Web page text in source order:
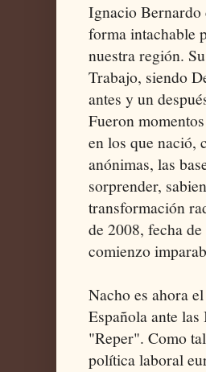
Ignacio Bernardo
forma intachable
nuestra región.
Trabajo, siendo
antes y un
Fueron
en los que nació,
anónimas, las
sorprender,
transformación
de 2008, fecha
comienzo
Nacho es ahora
Española ante
"Reper". Como
política laboral